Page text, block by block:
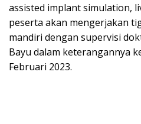
assisted implant simulation,
peserta akan mengerjakan
mandiri dengan supervisi
Bayu dalam keterangannya
Februari 2023.